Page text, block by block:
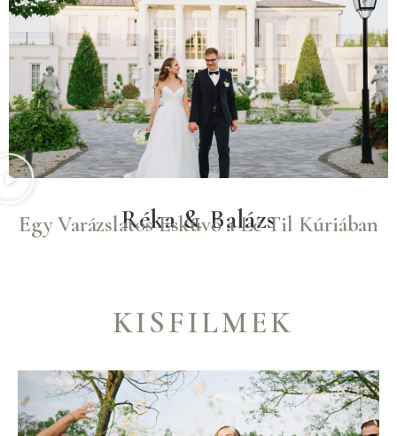
Réka & Balázs
Egy Varázslatos Esküvő a Le Til Kúriában
KISFILMEK